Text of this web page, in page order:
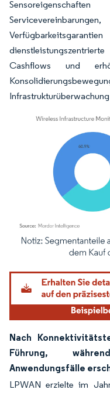
Cashflows und
Bild © Mordor Intelligence.
Nach
Führung,
Anwendungsfälle
LPWAN erzielte im